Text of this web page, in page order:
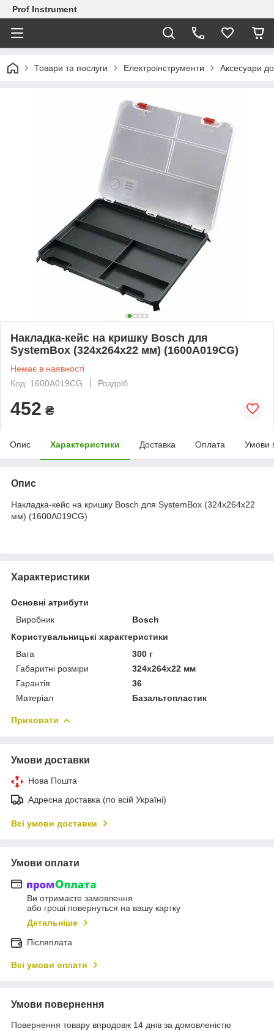
Prof Instrument
Товари та послуги Електроінструменти Аксесуари до
Накладка-кейс на кришку Bosch для
SystemBox (324х264х22 мм) (1600A019CG)
Немає в наявності
Код: 1600A019CG
Роздріб
452 ₴
Опис Характеристики Доставка Оплата Умови
Опис
Накладка-кейс на кришку Bosch для SystemBox (324х264х22
мм) (1600A019CG)
Характеристики
Основні атрибути
Виробник
Bosch
Користувальницькі характеристики
Вага
300 г
Габаритні розміри
324х264х22 мм
Гарантія
36
Матеріал
Базальтопластик
Приховати
Умови доставки
Нова Пошта
Адресна доставка (по всій Україні)
Всі умови доставки
Умови оплати
Ви отримаєте замовлення
або гроші повернуться на вашу картку
Детальніше
Післяплата
Всі умови оплати
Умови повернення
Повернення товару впродовж 14 днів за домовленістю